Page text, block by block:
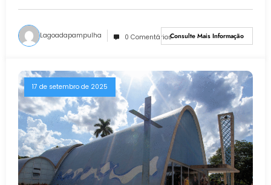
Lagoadapampulha 0 ComentáriosConsulte Mais Informação
17 de setembro de 2025